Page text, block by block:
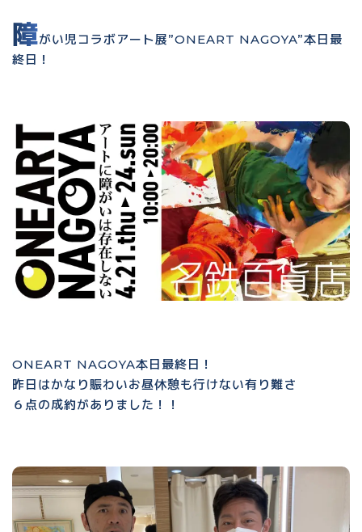
障がい児コラボアート展”ONEART NAGOYA”本日最
終日！
ONEART NAGOYA本日最終日！
昨日はかなり賑わいお昼休憩も行けない有り難さ
６点の成約がありました！！